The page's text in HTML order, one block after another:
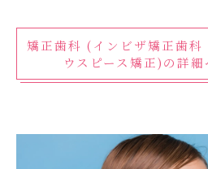
矯正歯科 (インビザ矯正歯科
ウスピース矯正)の詳